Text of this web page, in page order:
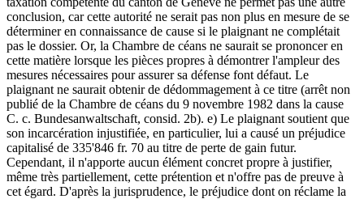
conclusion, car cette autorité ne serait pas non plus en mesure de se
déterminer en connaissance de cause si le plaignant ne complétait
pas le dossier. Or, la Chambre de céans ne saurait se prononcer en
cette matière lorsque les pièces propres à démontrer l'ampleur des
mesures nécessaires pour assurer sa défense font défaut. Le
plaignant ne saurait obtenir de dédommagement à ce titre (arrêt non
publié de la Chambre de céans du 9 novembre 1982 dans la cause
C. c. Bundesanwaltschaft, consid. 2b). e) Le plaignant soutient que
son incarcération injustifiée, en particulier, lui a causé un préjudice
capitalisé de 335'846 fr. 70 au titre de perte de gain futur.
Cependant, il n'apporte aucun élément concret propre à justifier,
même très partiellement, cette prétention et n'offre pas de preuve à
cet égard. D'après la jurisprudence, le préjudice dont on réclame la